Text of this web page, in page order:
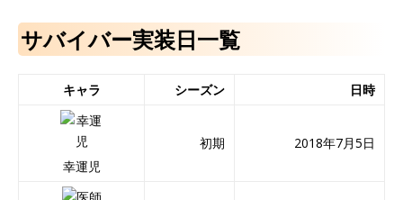
サバイバー実装日一覧
キャラ シーズン 日時
幸運児
初期 2018年7月5日